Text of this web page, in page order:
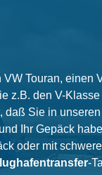
VW Touran, einen
z.B. den V-Klasse
daß Sie in unseren
Ihr Gepäck
oder mit
-